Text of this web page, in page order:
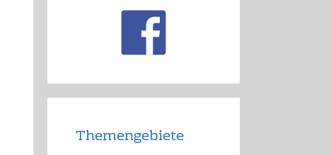
Themengebiete